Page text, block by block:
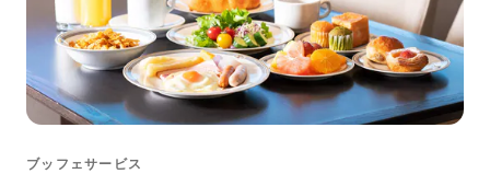
ブッフェサービス